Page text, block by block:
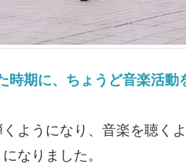
期に、ちょうど音楽活動
ようになり、音楽を聴く
なりました。